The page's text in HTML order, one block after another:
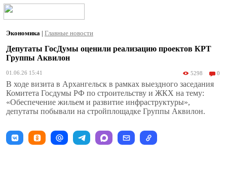
Экономика | Главные новости
Депутаты ГосДумы оценили реализацию проектов КРТ
Группы Аквилон
01.06.26 15:41 5298 0
В ходе визита в Архангельск в рамках выездного заседания
Комитета Госдумы РФ по строительству и ЖКХ на тему:
«Обеспечение жильем и развитие инфраструктуры»,
депутаты побывали на стройплощадке Группы Аквилон.